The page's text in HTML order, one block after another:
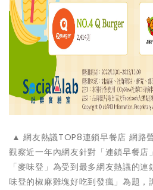
▲ 網友熱議TOP8連鎖早餐店 網路
觀察近一年內網友針對「連鎖早餐店
「麥味登」為受到最多網友熱議的
味登的椒麻雞塊好吃到發瘋」為題，